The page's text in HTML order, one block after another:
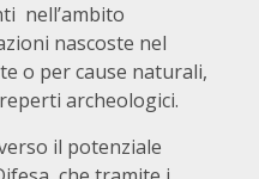
nell’ambito
nascoste nel
o per cause naturali,
archeologici.
il potenziale